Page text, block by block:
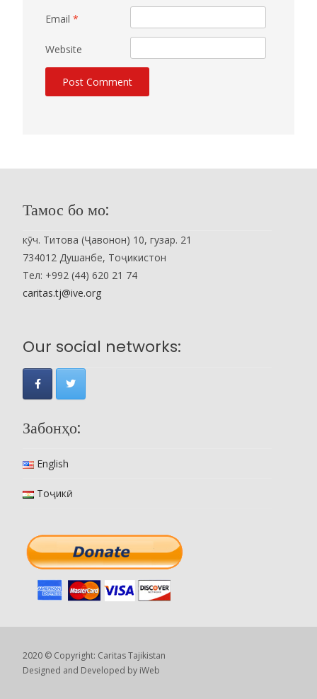
Email *
Website
Тамос бо мо:
кӯч. Титова (Ҷавонон) 10, гузар. 21
734012 Душанбе, Тоҷикистон
Тел: +992 (44) 620 21 74
caritas.tj@ive.org
Our social networks:
Забонҳо:
English
Тоҷикӣ
2020 © Copyright: Caritas Tajikistan
Designed and Developed by iWeb